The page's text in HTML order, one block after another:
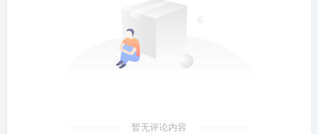
暂无评论内容